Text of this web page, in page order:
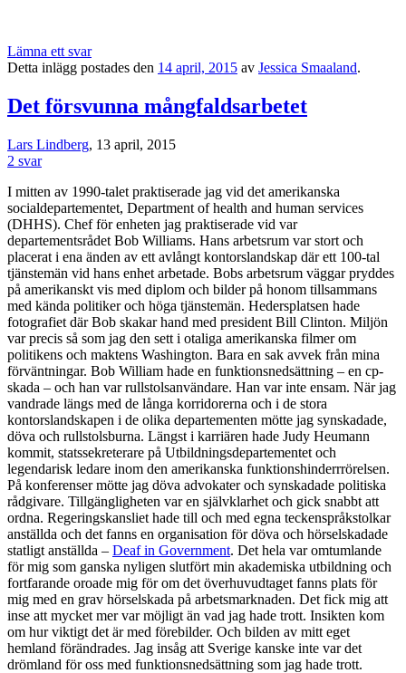
Lämna ett svar
Detta inlägg postades den 14 april, 2015 av Jessica Smaaland.
Det försvunna mångfaldsarbetet
Lars Lindberg, 13 april, 2015
2 svar
I mitten av 1990-talet praktiserade jag vid det amerikanska
socialdepartementet, Department of health and human services
(DHHS). Chef för enheten jag praktiserade vid var
departementsrådet Bob Williams. Hans arbetsrum var stort och
placerat i ena änden av ett avlångt kontorslandskap där ett 100-tal
tjänstemän vid hans enhet arbetade. Bobs arbetsrum väggar pryddes
på amerikanskt vis med diplom och bilder på honom tillsammans
med kända politiker och höga tjänstemän. Hedersplatsen hade
fotografiet där Bob skakar hand med president Bill Clinton. Miljön
var precis så som jag den sett i otaliga amerikanska filmer om
politikens och maktens Washington. Bara en sak avvek från mina
förväntningar. Bob William hade en funktionsnedsättning – en cp-
skada – och han var rullstolsanvändare. Han var inte ensam. När jag
vandrade längs med de långa korridorerna och i de stora
kontorslandskapen i de olika departementen mötte jag synskadade,
döva och rullstolsburna. Längst i karriären hade Judy Heumann
kommit, statssekreterare på Utbildningsdepartementet och
legendarisk ledare inom den amerikanska funktionshinderrrörelsen.
På konferenser mötte jag döva advokater och synskadade politiska
rådgivare. Tillgängligheten var en självklarhet och gick snabbt att
ordna. Regeringskansliet hade till och med egna teckenspråkstolkar
anställda och det fanns en organisation för döva och hörselskadade
statligt anställda – Deaf in Government. Det hela var omtumlande
för mig som ganska nyligen slutfört min akademiska utbildning och
fortfarande oroade mig för om det överhuvudtaget fanns plats för
mig med en grav hörselskada på arbetsmarknaden. Det fick mig att
inse att mycket mer var möjligt än vad jag hade trott. Insikten kom
om hur viktigt det är med förebilder. Och bilden av mitt eget
hemland förändrades. Jag insåg att Sverige kanske inte var det
drömland för oss med funktionsnedsättning som jag hade trott.